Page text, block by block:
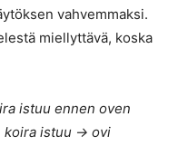
vahvemmaksi.
miellyttävä, koska
istuu ennen oven
koira istuu -> ovi